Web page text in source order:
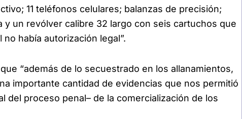
11 teléfonos celulares; balanzas de precisión;
y un revólver calibre 32 largo con seis cartuchos que
había autorización legal”.
“además de lo secuestrado en los allanamientos,
importante cantidad de evidencias que nos permitió
del proceso penal– de la comercialización de los